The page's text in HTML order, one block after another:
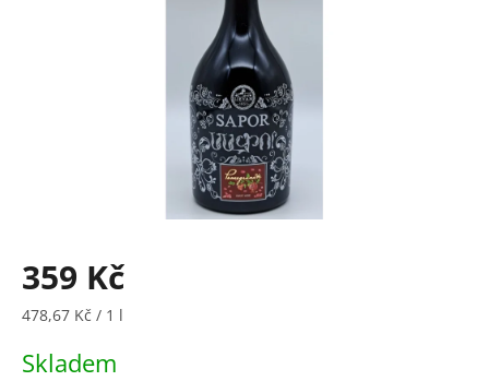
359 Kč
Měrná
478,67 Kč / 1 l
Skladem